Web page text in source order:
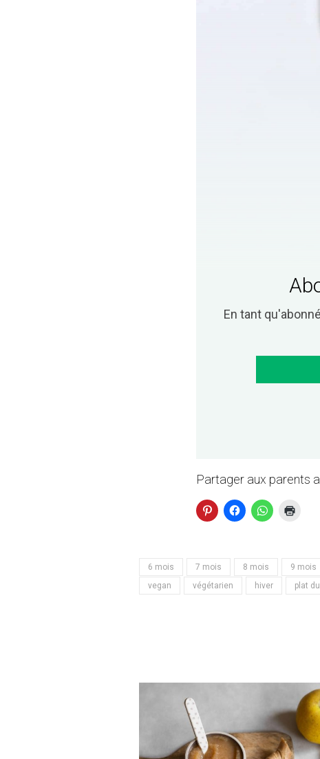
En tant
Partager aux parents
6 mois 7 mois 8 mois 9 mois
vegan
végétarien hiver plat